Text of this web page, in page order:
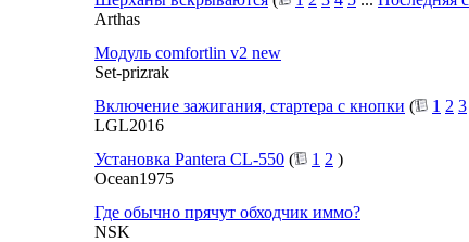
Arthas
Модуль comfortlin v2 new
Set-prizrak
Включение зажигания, стартера с кнопки ( 1 2 3
LGL2016
Установка Pantera CL-550 ( 1 2 )
Ocean1975
Где обычно прячут обходчик иммо?
NSK